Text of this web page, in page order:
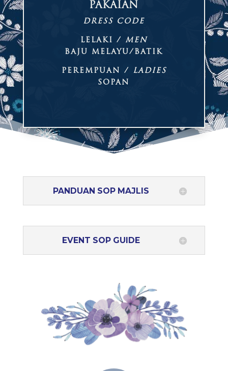
PAKAIAN
DRESS CODE
LELAKI / MEN
BAJU MELAYU/BATIK
PEREMPUAN / LADIES
SOPAN
PANDUAN SOP MAJLIS
EVENT SOP GUIDE